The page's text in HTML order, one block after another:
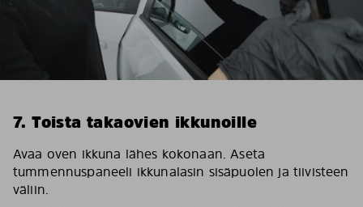
7. Toista takaovien ikkunoille
Avaa oven ikkuna lähes kokonaan. Aseta
tummennuspaneeli ikkunalasin sisäpuolen ja tiivisteen
väliin.